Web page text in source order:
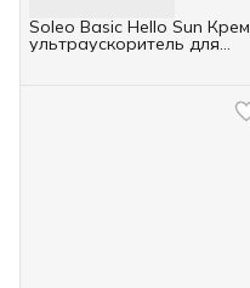
Soleo Basic Hello Sun Крем
ультраускоритель для